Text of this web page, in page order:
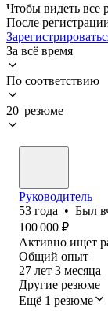
Чтобы видеть все
После
За всё время
По соответствию
20 резюме
Руководитель
53 года • Был
100 000 ₽
Активно ищет
Общий опыт
27 лет 3 месяца
Другие резюме
Ещё 1 резюме